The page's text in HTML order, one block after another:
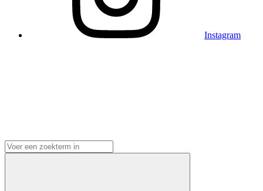
Instagram